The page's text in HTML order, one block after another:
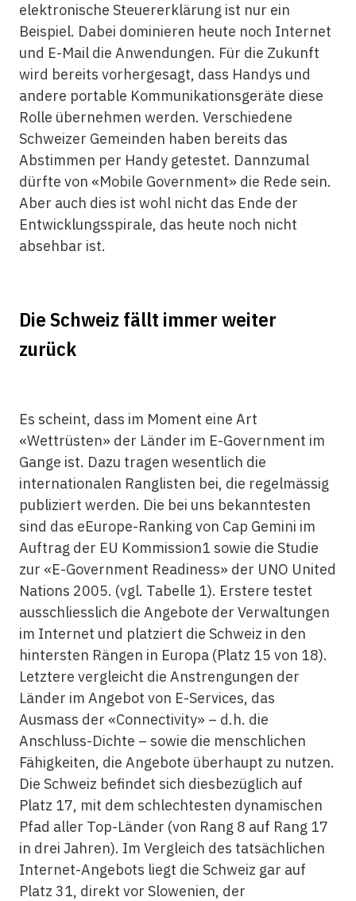
elektronische Steuererklärung ist nur ein
Beispiel. Dabei dominieren heute noch Internet
und E-Mail die Anwendungen. Für die Zukunft
wird bereits vorhergesagt, dass Handys und
andere portable Kommunikationsgeräte diese
Rolle übernehmen werden. Verschiedene
Schweizer Gemeinden haben bereits das
Abstimmen per Handy getestet. Dannzumal
dürfte von «Mobile Government» die Rede sein.
Aber auch dies ist wohl nicht das Ende der
Entwicklungsspirale, das heute noch nicht
absehbar ist.
Die Schweiz fällt immer weiter
zurück
Es scheint, dass im Moment eine Art
«Wettrüsten» der Länder im E-Government im
Gange ist. Dazu tragen wesentlich die
internationalen Ranglisten bei, die regelmässig
publiziert werden. Die bei uns bekanntesten
sind das eEurope-Ranking von Cap Gemini im
Auftrag der EU Kommission1 sowie die Studie
zur «E-Government Readiness» der UNO United
Nations 2005. (vgl. Tabelle 1). Erstere testet
ausschliesslich die Angebote der Verwaltungen
im Internet und platziert die Schweiz in den
hintersten Rängen in Europa (Platz 15 von 18).
Letztere vergleicht die Anstrengungen der
Länder im Angebot von E-Services, das
Ausmass der «Connectivity» – d.h. die
Anschluss-Dichte – sowie die menschlichen
Fähigkeiten, die Angebote überhaupt zu nutzen.
Die Schweiz befindet sich diesbezüglich auf
Platz 17, mit dem schlechtesten dynamischen
Pfad aller Top-Länder (von Rang 8 auf Rang 17
in drei Jahren). Im Vergleich des tatsächlichen
Internet-Angebots liegt die Schweiz gar auf
Platz 31, direkt vor Slowenien, der